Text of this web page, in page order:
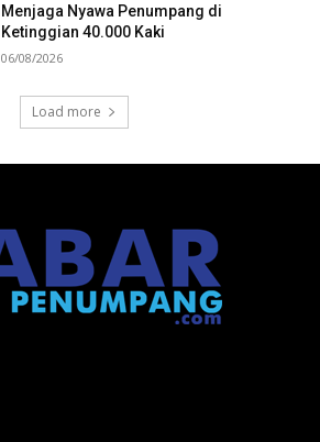
Menjaga Nyawa Penumpang di
Ketinggian 40.000 Kaki
06/08/2026
Load more